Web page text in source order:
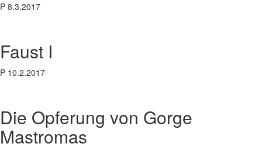
P 8.3.2017
Faust I
P 10.2.2017
Die Opferung von Gorge
Mastromas